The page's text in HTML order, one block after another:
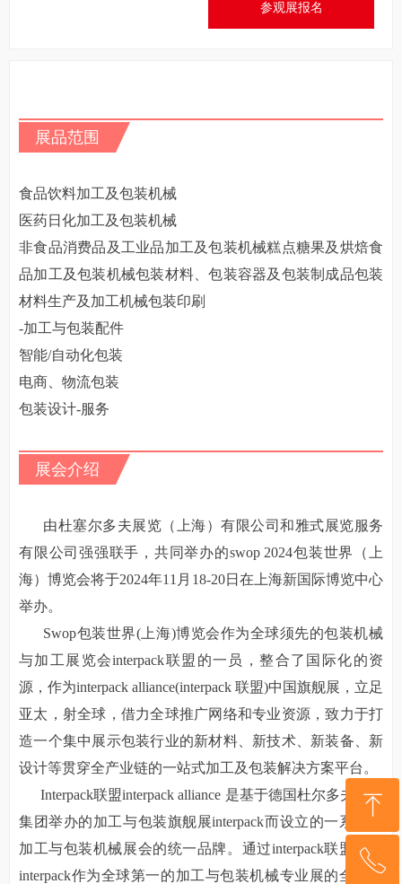
参观展报名
展品范围
食品饮料加工及包装机械
医药日化加工及包装机械
非食品消费品及工业品加工及包装机械糕点糖果及烘焙食
品加工及包装机械包装材料、包装容器及包装制成品包装
材料生产及加工机械包装印刷
-加工与包装配件
智能/自动化包装
电商、物流包装
包装设计-服务
展会介绍
由杜塞尔多夫展览（上海）有限公司和雅式展览服务
有限公司强强联手，共同举办的swop 2024包装世界（上
海）博览会将于2024年11月18-20日在上海新国际博览中心
举办。
Swop包装世界(上海)博览会作为全球须先的包装机械
与加工展览会interpack联盟的一员，整合了国际化的资
源，作为interpack alliance(interpack 联盟)中国旗舰展，立足
亚太，射全球，借力全球推广网络和专业资源，致力于打
造一个集中展示包装行业的新材料、新技术、新装备、新
设计等贯穿全产业链的一站式加工及包装解决方案平台。
Interpack联盟interpack alliance 是基于德国杜尔多夫展览
集团举办的加工与包装旗舰展interpack而设立的一系列国
加工与包装机械展会的统一品牌。通过interpack联盟，将
interpack作为全球第一的加工与包装机械专业展的全球网
ꁸ
回到顶部
ꂅ